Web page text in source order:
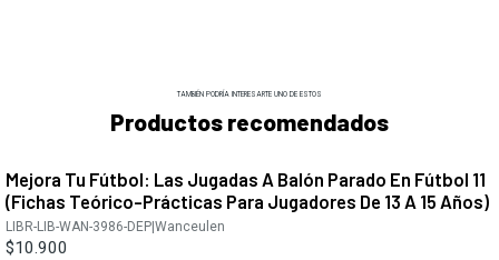
TAMBIÉN PODRÍA INTERESARTE UNO DE ESTOS
Productos recomendados
Mejora Tu Fútbol: Las Jugadas A Balón Parado En Fútbol 11
(Fichas Teórico-Prácticas Para Jugadores De 13 A 15 Años)
LIBR-LIB-WAN-3986-DEP |Wanceulen
$10.900